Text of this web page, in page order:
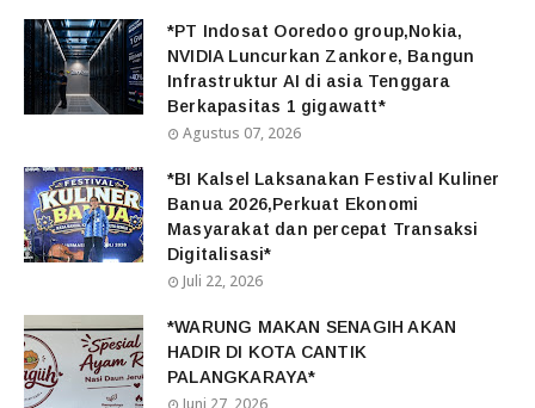
*PT Indosat Ooredoo group,Nokia,
NVIDIA Luncurkan Zankore, Bangun
Infrastruktur AI di asia Tenggara
Berkapasitas 1 gigawatt*
Agustus 07, 2026
*BI Kalsel Laksanakan Festival Kuliner
Banua 2026,Perkuat Ekonomi
Masyarakat dan percepat Transaksi
Digitalisasi*
Juli 22, 2026
*WARUNG MAKAN SENAGIH AKAN
HADIR DI KOTA CANTIK
PALANGKARAYA*